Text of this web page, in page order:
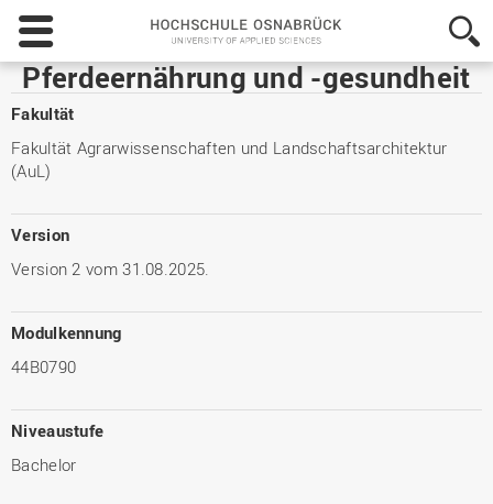
Hochschule
Osnabrück
-
University
Sciences
Pferdeernährung und -gesundheit
Fakultät
Fakultät Agrarwissenschaften und Landschaftsarchitektur
(AuL)
Version
Version 2 vom 31.08.2025.
Modulkennung
44B0790
Niveaustufe
Bachelor